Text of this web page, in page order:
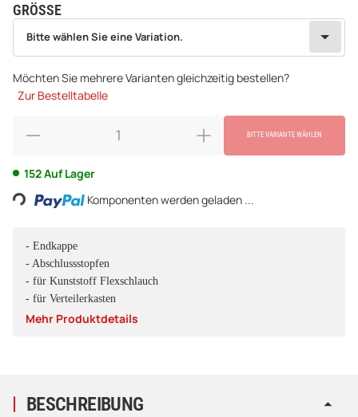
GRÖSSE
wählen
Bitte wählen Sie eine Variation.
Möchten Sie mehrere Varianten gleichzeitig bestellen?
Zur Bestelltabelle
BITTE VARIANTE WÄHLEN
152 Auf Lager
Loading... Komponenten werden geladen ...
- Endkappe
- Abschlussstopfen
- für Kunststoff Flexschlauch
- für Verteilerkasten
Mehr Produktdetails
BESCHREIBUNG